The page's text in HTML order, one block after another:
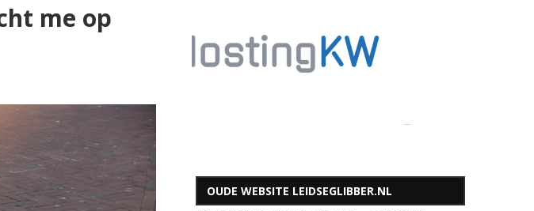
me op
OUDE WEBSITE LEIDSEGLIBBER.NL